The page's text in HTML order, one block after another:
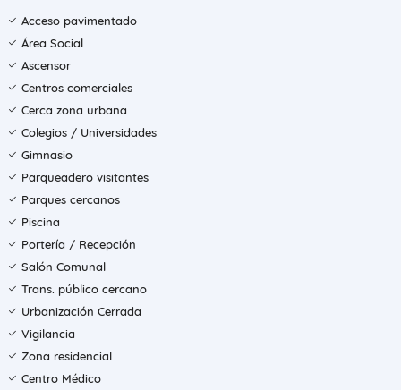
Acceso pavimentado
Área Social
Ascensor
Centros comerciales
Cerca zona urbana
Colegios / Universidades
Gimnasio
Parqueadero visitantes
Parques cercanos
Piscina
Portería / Recepción
Salón Comunal
Trans. público cercano
Urbanización Cerrada
Vigilancia
Zona residencial
Centro Médico